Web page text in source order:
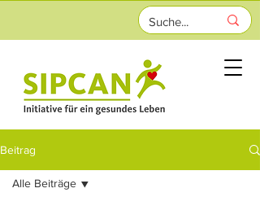
Beitrag
Alle Beiträge